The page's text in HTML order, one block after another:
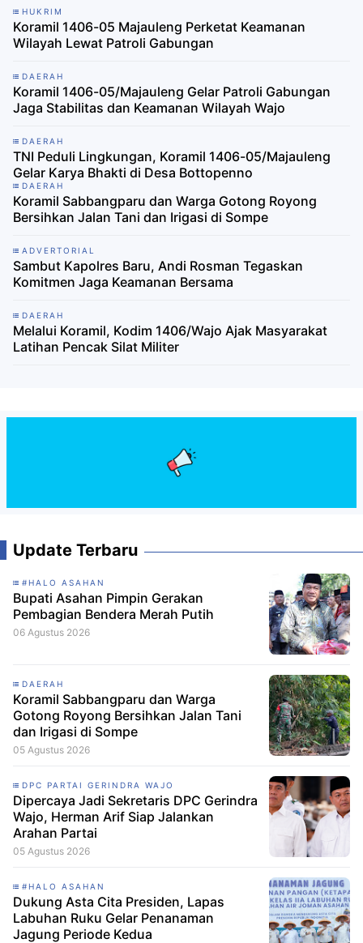
HUKRIM
Koramil 1406-05 Majauleng Perketat Keamanan
Wilayah Lewat Patroli Gabungan
DAERAH
Koramil 1406-05/Majauleng Gelar Patroli Gabungan
Jaga Stabilitas dan Keamanan Wilayah Wajo
DAERAH
TNI Peduli Lingkungan, Koramil 1406-05/Majauleng
Gelar Karya Bhakti di Desa Bottopenno
DAERAH
Koramil Sabbangparu dan Warga Gotong Royong
Bersihkan Jalan Tani dan Irigasi di Sompe
ADVERTORIAL
Sambut Kapolres Baru, Andi Rosman Tegaskan
Komitmen Jaga Keamanan Bersama
DAERAH
Melalui Koramil, Kodim 1406/Wajo Ajak Masyarakat
Latihan Pencak Silat Militer
Update Terbaru
#HALO ASAHAN
Bupati Asahan Pimpin Gerakan
Pembagian Bendera Merah Putih
06 Agustus 2026
DAERAH
Koramil Sabbangparu dan Warga
Gotong Royong Bersihkan Jalan Tani
dan Irigasi di Sompe
05 Agustus 2026
DPC PARTAI GERINDRA WAJO
Dipercaya Jadi Sekretaris DPC Gerindra
Wajo, Herman Arif Siap Jalankan
Arahan Partai
05 Agustus 2026
#HALO ASAHAN
Dukung Asta Cita Presiden, Lapas
Labuhan Ruku Gelar Penanaman
Jagung Periode Kedua